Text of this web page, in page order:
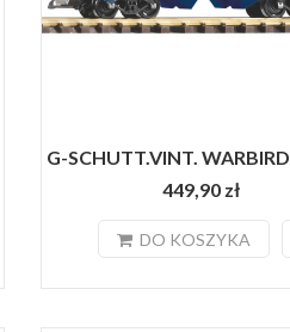
G-SCHUTT.VINT.
449,90 zł
DO KOSZYKA